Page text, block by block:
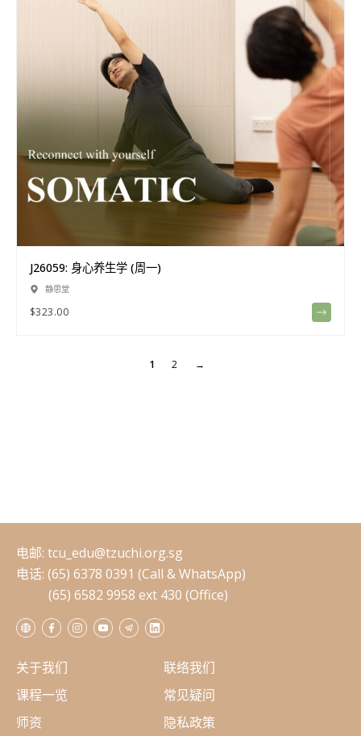
J26059: 身心养生学 (周一)
静思堂
$323.00
1 2 →
电邮: tcu_edu@tzuchi.org.sg
电话: (65) 6378 0391 (Call & WhatsApp)
(65) 6582 9958 ext 430 (Office)
关于我们
课程一览
师资
联络我们
常见疑问
隐私政策